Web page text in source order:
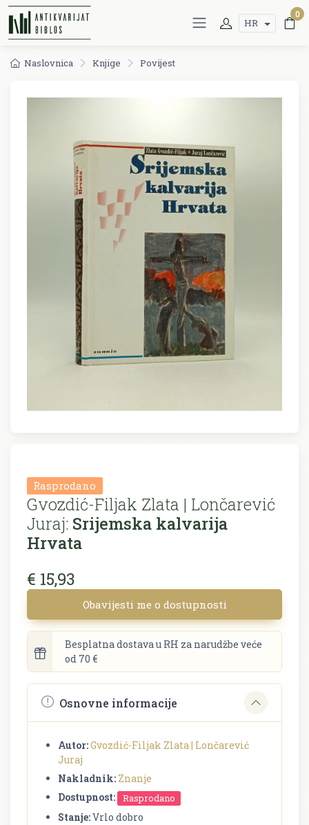
HR
0
Naslovnica Knjige Povijest
Rasprodano
Gvozdić-Filjak Zlata | Lončarević
Juraj: Srijemska kalvarija
Hrvata
€ 15,93
Obavijesti me o dostupnosti
Besplatna dostava u RH za narudžbe veće
od 70 €
Osnovne informacije
Autor:Gvozdić-Filjak Zlata | Lončarević
Juraj
Nakladnik: Znanje
Dostupnost:
Rasprodano
Stanje:Vrlo dobro